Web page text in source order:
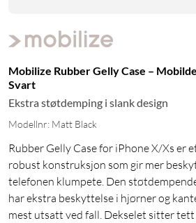
Mobilize Rubber Gelly Case –
Svart
Ekstra støtdemping i slank design
Modellnr: Matt Black
Rubber Gelly Case for iPhone X/Xs er
robust konstruksjon som gir mer
telefonen klumpete. Den
har ekstra beskyttelse i hjørner og
mest utsatt ved fall. Dekselet sitter